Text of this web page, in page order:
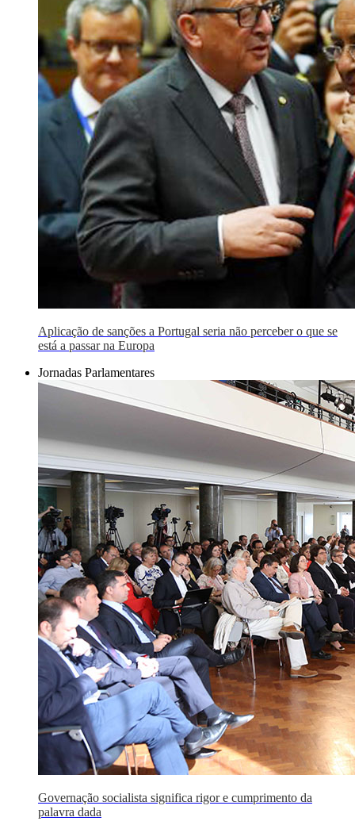
Aplicação de sanções a Portugal seria não perceber o que se
está a passar na Europa
Jornadas Parlamentares
Governação socialista significa rigor e cumprimento da
palavra dada